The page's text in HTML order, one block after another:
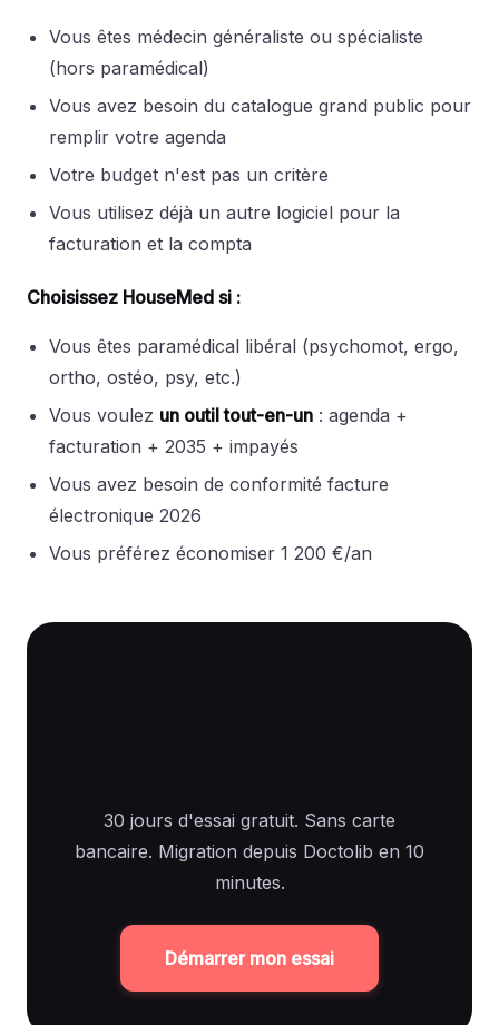
Vous êtes médecin généraliste ou spécialiste
(hors paramédical)
Vous avez besoin du catalogue grand public pour
remplir votre agenda
Votre budget n'est pas un critère
Vous utilisez déjà un autre logiciel pour la
facturation et la compta
Choisissez HouseMed si :
Vous êtes paramédical libéral (psychomot, ergo,
ortho, ostéo, psy, etc.)
Vous voulez un outil tout-en-un : agenda +
facturation + 2035 + impayés
Vous avez besoin de conformité facture
électronique 2026
Vous préférez économiser 1 200 €/an
30 jours d'essai gratuit. Sans carte
bancaire. Migration depuis Doctolib en 10
minutes.
Démarrer mon essai